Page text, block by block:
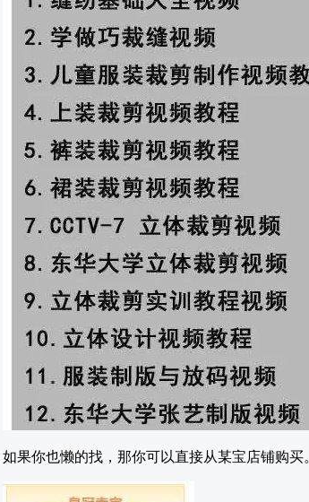
如果你也懒的找，那你可以直接从某宝店铺购